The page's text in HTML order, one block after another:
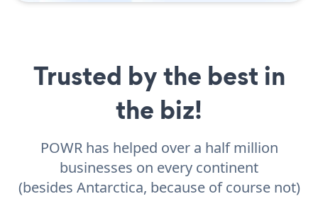
Trusted by the best in
the biz!
POWR has helped over a half million
businesses on every continent
(besides Antarctica, because of course not)